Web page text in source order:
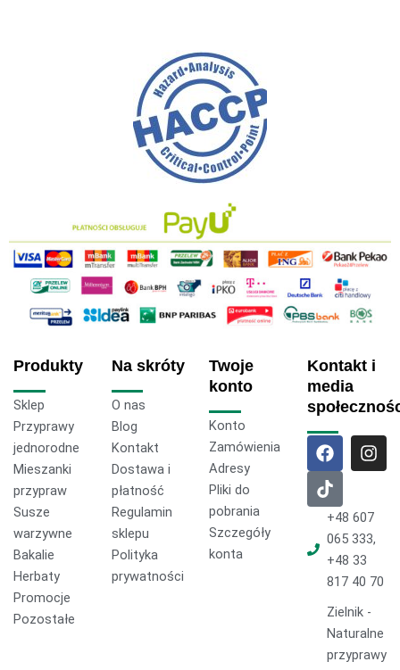
Produkty
Sklep
Przyprawy
jednorodne
Mieszanki
przypraw
Susze
warzywne
Bakalie
Herbaty
Promocje
Pozostałe
Na skróty
O nas
Blog
Kontakt
Dostawa i
płatność
Regulamin
sklepu
Polityka
prywatności
Twoje
konto
Konto
Zamówienia
Adresy
Pliki do
pobrania
Szczegóły
konta
Kontakt i
media
F
a
c
e
b
o
o
k
I
n
a
g
r
m
T
i
k
t
o
k
+48 607
065 333,
+48 33
817 40 70
Zielnik -
Naturalne
przyprawy